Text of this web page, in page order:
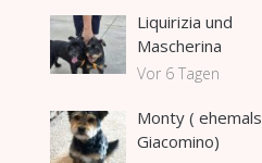
Liquirizia und
Mascherina
Vor 6 Tagen
Monty ( ehemals
Giacomino)